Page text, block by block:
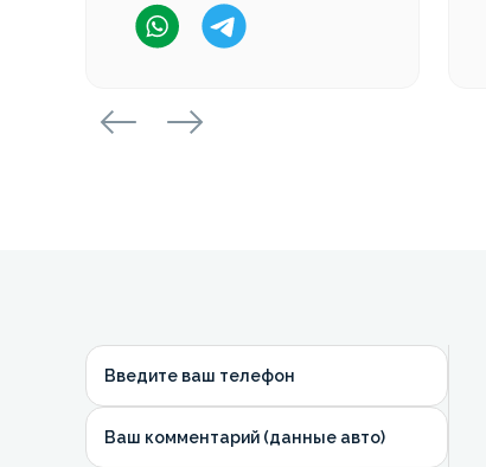
Введите ваш телефон
Ваш комментарий (данные авто)